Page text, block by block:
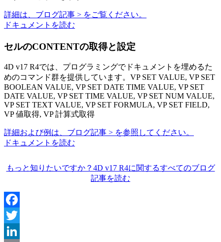
詳細は、ブログ記事 > をご覧ください。
ドキュメントを読む
セルのCONTENTの取得と設定
4D v17 R4では、プログラミングでドキュメントを埋めるた
めのコマンド群を提供しています。 VP SET VALUE, VP SET
BOOLEAN VALUE, VP SET DATE TIME VALUE, VP SET
DATE VALUE, VP SET TIME VALUE, VP SET NUM VALUE,
VP SET TEXT VALUE, VP SET FORMULA, VP SET FIELD,
VP 値取得, VP 計算式取得
詳細および例は、ブログ記事 > を参照してください。
ドキュメントを読む
もっと知りたいですか？4D v17 R4に関するすべてのブログ
記事を読む
Facebook
Twitter